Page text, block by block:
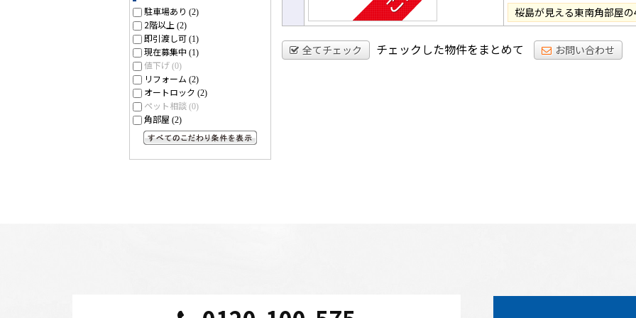
駐車場あり (2)
2階以上 (2)
即引渡し可 (1)
現在募集中 (1)
値下げ (0)
リフォーム (2)
オートロック (2)
ペット相談 (0)
角部屋 (2)
桜島が見える東南角部屋
全てチェック チェックした物件をまとめて お問い合わせ